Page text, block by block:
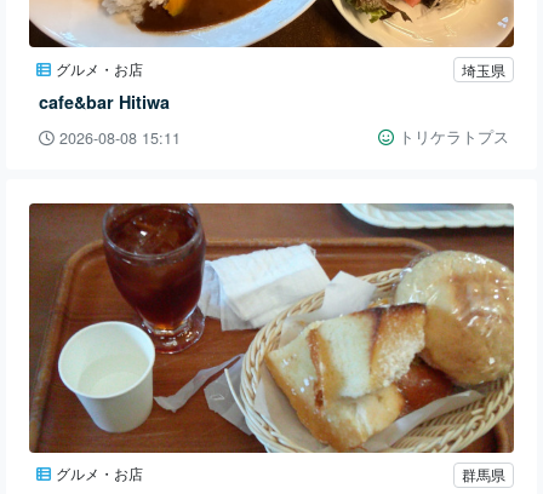
グルメ・お店 埼玉県
cafe&bar Hitiwa
2026-08-08 15:11 トリケラトプス
グルメ・お店 群馬県